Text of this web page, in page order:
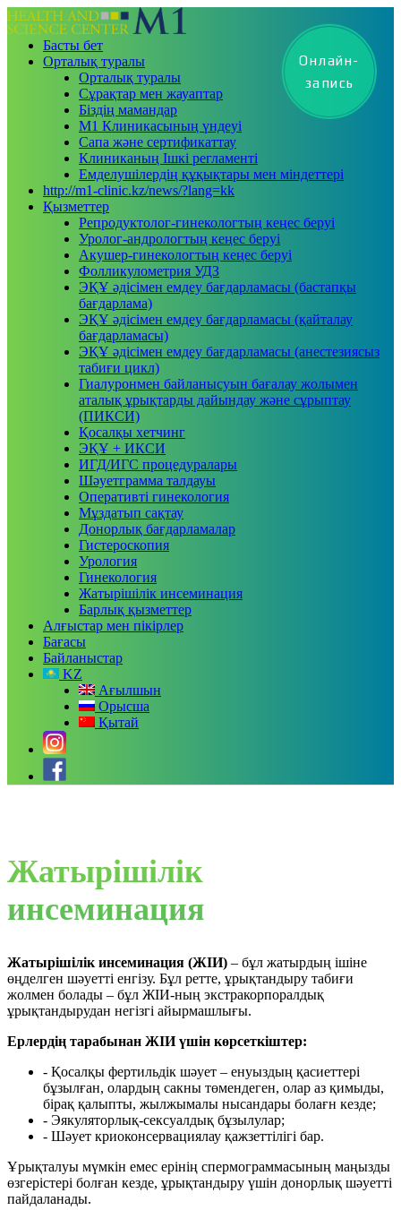
Басты бет
Орталық туралы
Орталық туралы
Сұрақтар мен жауаптар
Біздің мамандар
М1 Клиникасының үндеуі
Сапа және сертификаттау
Клиниканың Ішкі регламенті
Емделушілердің құқықтары мен міндеттері
http://m1-clinic.kz/news/?lang=kk
Қызметтер
Репродуктолог-гинекологтың кеңес беруі
Уролог-андрологтың кеңес беруі
Акушер-гинекологтың кеңес беруі
Фолликулометрия УДЗ
ЭҚҰ әдісімен емдеу бағдарламасы (бастапқы
бағдарлама)
ЭҚҰ әдісімен емдеу бағдарламасы (қайталау
бағдарламасы)
ЭҚҰ әдісімен емдеу бағдарламасы (анестезиясыз
табиғи цикл)
Гиалуронмен байланысуын бағалау жолымен
аталық ұрықтарды дайындау және сұрыптау
(ПИКСИ)
Қосалқы хетчинг
ЭҚҰ + ИКСИ
ИГД/ИГС процедуралары
Шәуетграмма талдауы
Оперативті гинекология
Мұздатып сақтау
Донорлық бағдарламалар
Гистероскопия
Урология
Гинекология
Жатырішілік инсеминация
Барлық қызметтер
Алғыстар мен пікірлер
Бағасы
Байланыстар
KZ
Ағылшын
Oрысша
Қытай
Жатырішілік
инсеминация
Жатырішілік инсеминация (ЖІИ) – бұл жатырдың ішіне
өңделген шәуетті енгізу. Бұл ретте, ұрықтандыру табиғи
жолмен болады – бұл ЖІИ-ның экстракорпоралдық
ұрықтандырудан негізгі айырмашлығы.
Ерлердің тарабынан ЖІИ үшін көрсеткіштер:
- Қосалқы фертильдік шәует – енуыздың қасиеттері
бұзылған, олардың сакны төмендеген, олар аз қимыды,
бірақ қалыпты, жылжымалы нысандары болағн кезде;
- Эякуляторлық-сексуалдық бұзылулар;
- Шәует криоконсервациялау қажзеттілігі бар.
Ұрықталуы мүмкін емес ерінің спермограммасының маңызды
өзгерістері болған кезде, ұрықтандыру үшін донорлық шәуетті
пайдаланады.
Онлайн-
запись